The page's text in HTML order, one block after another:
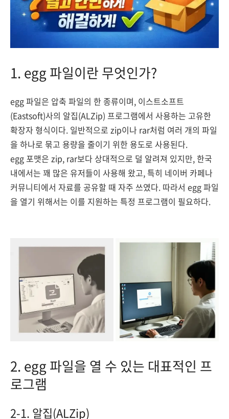
1. egg 파일이란 무엇인가?
egg 파일은 압축 파일의 한 종류이며, 이스트소프트
(Eastsoft)사의 알집(ALZip) 프로그램에서 사용하는 고유한
확장자 형식이다. 일반적으로 zip이나 rar처럼 여러 개의 파일
을 하나로 묶고 용량을 줄이기 위한 용도로 사용된다.
egg 포맷은 zip, rar보다 상대적으로 덜 알려져 있지만, 한국
내에서는 꽤 많은 유저들이 사용해 왔고, 특히 네이버 카페나
커뮤니티에서 자료를 공유할 때 자주 쓰였다. 따라서 egg 파일
을 열기 위해서는 이를 지원하는 특정 프로그램이 필요하다.
2. egg 파일을 열 수 있는 대표적인 프
로그램
2-1. 알집(ALZip)